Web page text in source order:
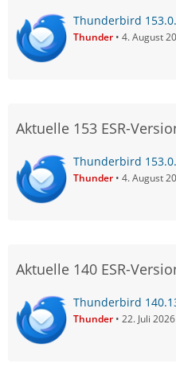
Thunderbird
Thunder 4. August
Aktuelle 153 ESR-
Thunderbird
Thunder 4. August
Aktuelle 140 ESR-
Thunderbird
Thunder 22. Juli